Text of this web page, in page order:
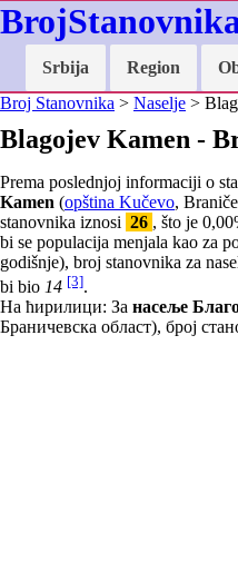
Srbija Region
Broj Stanovnika > Naselje >
Blagojev Kamen -
Prema poslednjoj informaciji o
Kamen (opština Kučevo,
stanovnika iznosi 26 , što je 0,00
bi se populacija menjala kao za
godišnje), broj stanovnika za
bi bio 14 [3].
На ћирилици: За насеље
Браничевска област), број